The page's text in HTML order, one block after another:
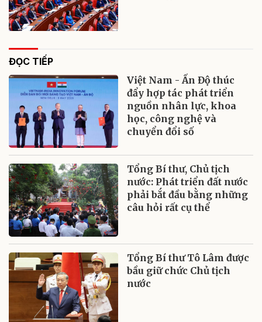
ĐỌC TIẾP
Việt Nam - Ấn Độ thúc
đẩy hợp tác phát triển
nguồn nhân lực, khoa
học, công nghệ và
chuyển đổi số
Tổng Bí thư, Chủ tịch
nước: Phát triển đất nước
phải bắt đầu bằng những
câu hỏi rất cụ thể
Tổng Bí thư Tô Lâm được
bầu giữ chức Chủ tịch
nước